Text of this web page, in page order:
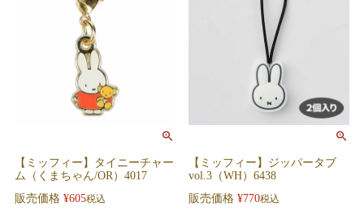
【ミッフィー】タイニーチャー
ム（くまちゃん/OR）4017
販売価格 ¥605税込
【ミッフィー】ジッパータブ
vol.3（WH）6438
販売価格 ¥770税込